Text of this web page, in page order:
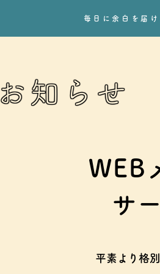
毎日に余白を 届け
お知らせ
WEB
サ
平素より格